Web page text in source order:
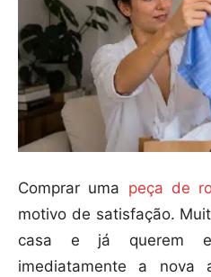
Comprar uma peça de
motivo de satisfação.
casa e já querem
imediatamente a nova